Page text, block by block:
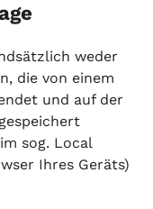
weder
die von einem
und auf der
sog. Local
Ihres Geräts)